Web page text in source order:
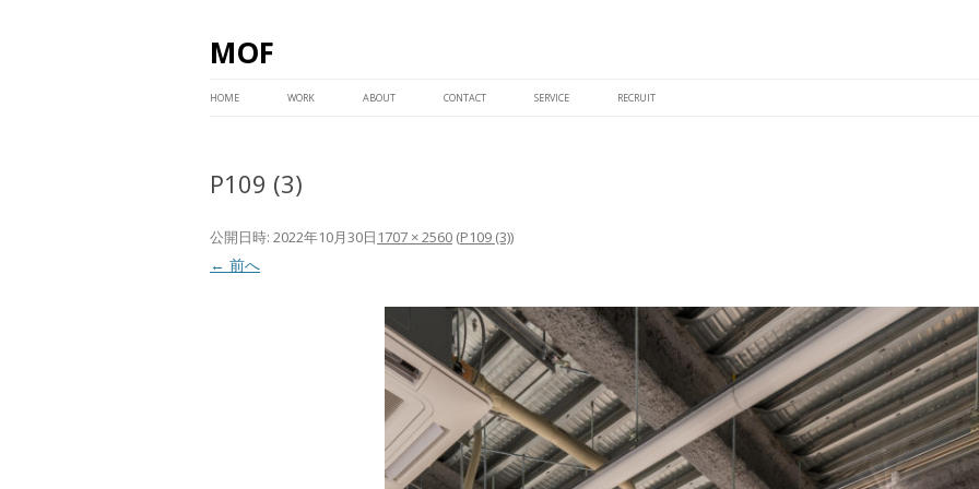
MOF
ン
ス
キ
HOME WORK ABOUT CONTACT SERVICE RECRUIT
P109 (3)
公開日時: 2022年10月30日 1707 × 2560 (P109 (3))
← 前へ